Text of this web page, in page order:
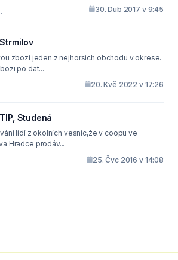
30. Dub 2017 v 9:45
zbozi jeden z nejhorsich obchodu v okrese.
po dat...
20. Kvě 2022 v 17:26
Studená
lidí z okolních vesnic,že v coopu ve
Hradce prodáv...
25. Čvc 2016 v 14:08